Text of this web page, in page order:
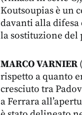
Koutsoupias è un
davanti alla
la sostituzione del
MARCO VARNIER
rispetto a quanto
cresciuto tra
a Ferrara